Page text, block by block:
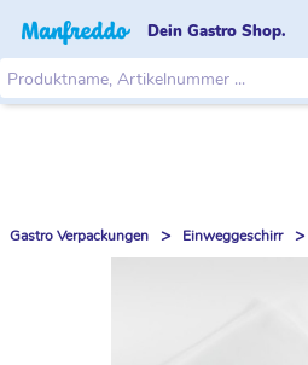
Dein Gastro Shop.
Gastro Verpackungen > Einweggeschirr >